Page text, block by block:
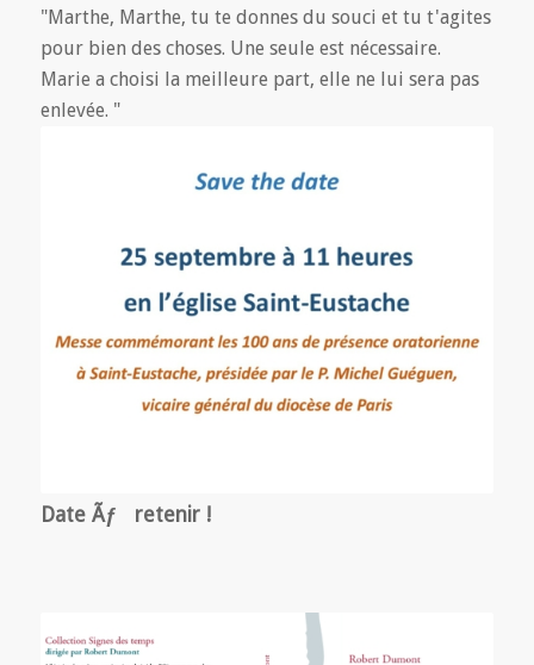
"Marthe, Marthe, tu te donnes du souci et tu t'agites
pour bien des choses. Une seule est nécessaire.
Marie a choisi la meilleure part, elle ne lui sera pas
enlevée. "
Date Ãƒ retenir !